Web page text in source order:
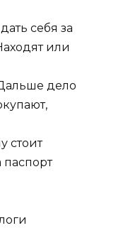
себя за
или
дело
стоит